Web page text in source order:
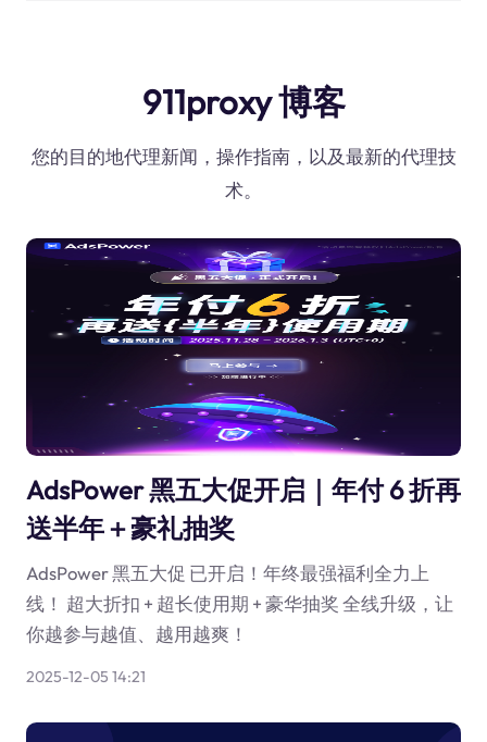
911proxy 博客
您的目的地代理新闻，操作指南，以及最新的代理技
术。
AdsPower 黑五大促开启｜年付 6 折再
送半年＋豪礼抽奖
AdsPower 黑五大促 已开启！年终最强福利全力上
线！ 超大折扣 + 超长使用期 + 豪华抽奖 全线升级，让
你越参与越值、越用越爽！
2025-12-05 14:21